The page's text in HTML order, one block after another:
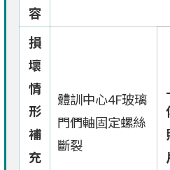
容
損
壞
情
形
補
充
體訓中心4F玻璃
門們軸固定螺絲
斷裂